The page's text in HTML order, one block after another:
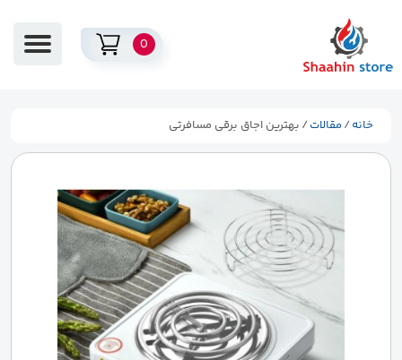
0
خانه/ مقالات/ بهترین اجاق برقی مسافرتی